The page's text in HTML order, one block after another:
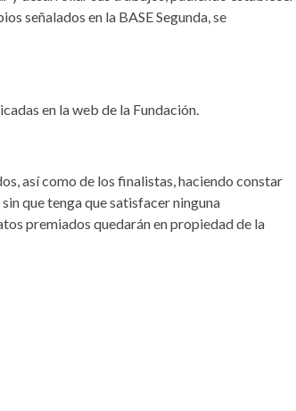
señalados en la BASE Segunda, se
en la web de la Fundación.
así como de los finalistas, haciendo constar
que tenga que satisfacer ninguna
premiados quedarán en propiedad de la